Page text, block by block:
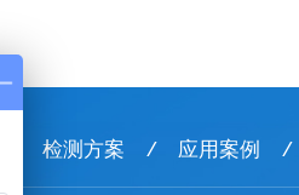
检测方案 / 应用案例 /